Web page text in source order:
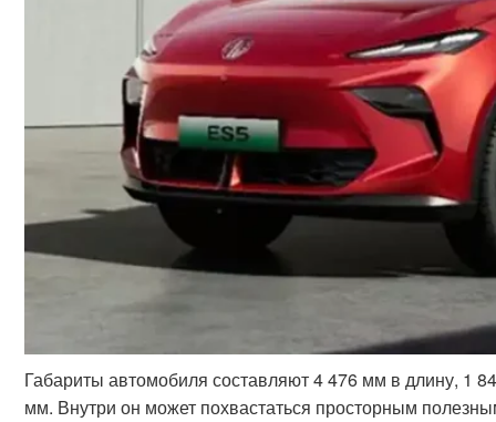
Габариты автомобиля составляют 4 476 мм в длину, 1
мм. Внутри он может похвастаться просторным